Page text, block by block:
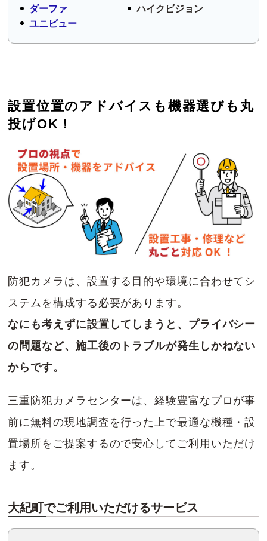
ダーファ
ハイクビジョン
ユニビュー
設置位置のアドバイスも機器選びも丸
投げOK！
防犯カメラは、設置する目的や環境に合わせてシ
ステムを構成する必要があります。
なにも考えずに設置してしまうと、プライバシー
の問題など、施工後のトラブルが発生しかねない
からです。
三重防犯カメラセンターは、経験豊富なプロが事
前に無料の現地調査を行った上で最適な機種・設
置場所をご提案するので安心してご利用いただけ
ます。
大紀町でご利用いただけるサービス